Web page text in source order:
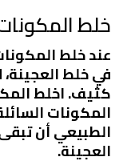
خلط
عند خلط
في خلط
كثيف. اخلط
المكونات
الطبيعي أن
العجينة.